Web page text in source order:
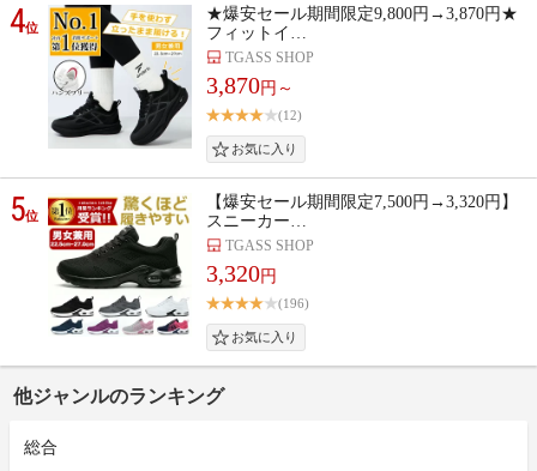
4位
★爆安セール期間限定9,800円→3,870円★
フィットイ…
TGASS SHOP
3,870円～
(12)
5位
【爆安セール期間限定7,500円→3,320円】
スニーカー…
TGASS SHOP
3,320円
(196)
他ジャンルのランキング
総合